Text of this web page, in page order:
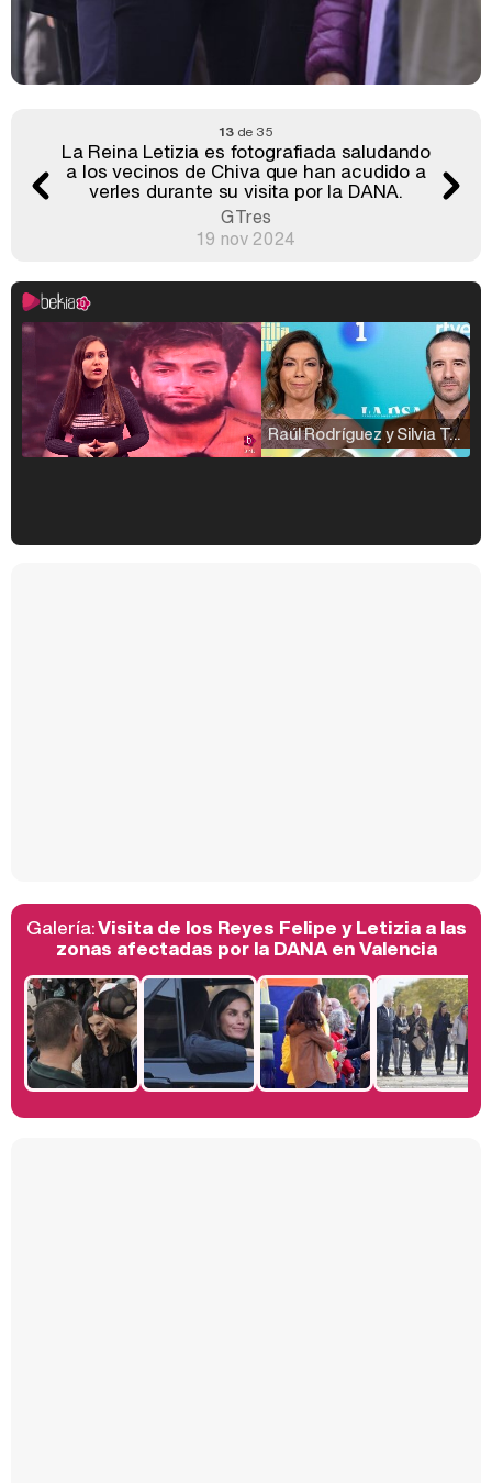
13de 35
La Reina Letizia es fotografiada saludando
a los vecinos de Chiva que han acudido a
verles durante su visita por la DANA.
GTres
19 nov 2024
Raúl Rodríguez y Silvia Taulés nos cuentan su papel en 'La familia de la tele'
Belén Esteban: "Estoy emocionada, muy contenta y muy feliz por llegar a RTVE"
Manu Baqueiro: "Tuve como referente a Bruce Willis en 'Luz de Luna' para mi trabajo en la serie 'Perdiendo el juicio'"
Galería:Visita de los Reyes Felipe y Letizia a las
zonas afectadas por la DANA en Valencia